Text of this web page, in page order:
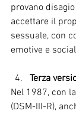
provano
accettare il
sessuale, con
emotive e
Terza
Nel 1987, con
(DSM-III-R),